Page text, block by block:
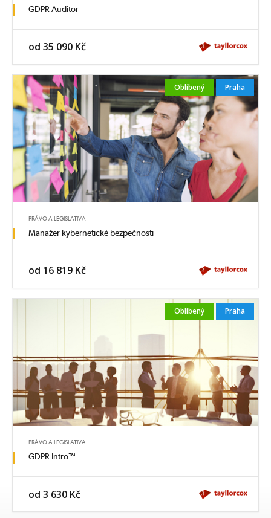
GDPR Auditor
od 35 090 Kč
Oblíbený Praha
PRÁVO A LEGISLATIVA
Manažer kybernetické bezpečnosti
od 16 819 Kč
Oblíbený Praha
PRÁVO A LEGISLATIVA
GDPR Intro™
od 3 630 Kč